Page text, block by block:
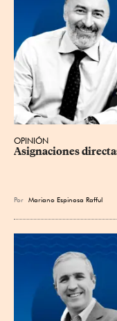
OPINIÓN
Asignaciones
Por Mariano Espinosa Rafful